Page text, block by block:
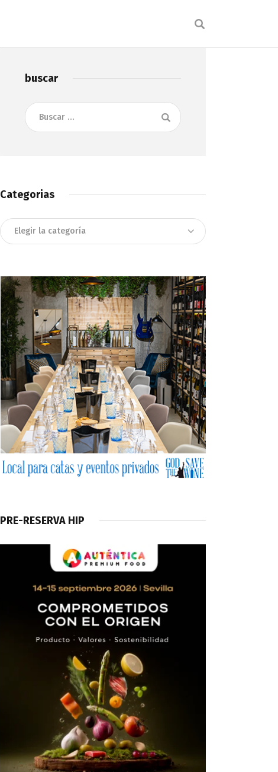
buscar
Buscar:
Categorias
Categorias
PRE-RESERVA HIP